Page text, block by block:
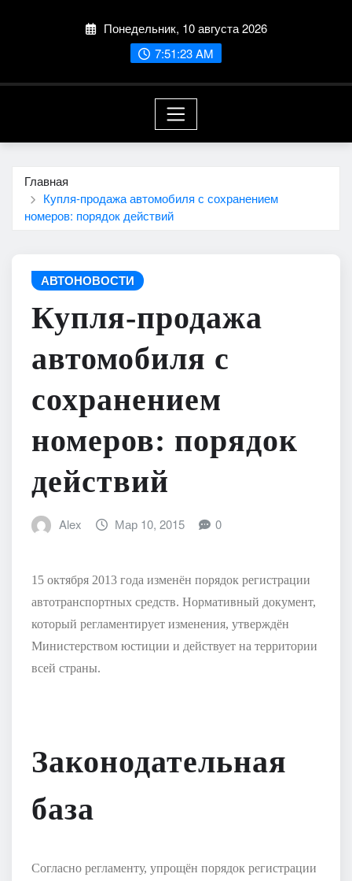
Понедельник, 10 августа 2026
7:51:25 AM
Главная
Купля-продажа автомобиля с сохранением
номеров: порядок действий
АВТОНОВОСТИ
Купля-продажа
автомобиля с
сохранением
номеров: порядок
действий
Alex Мар 10, 2015 0
15 октября 2013 года изменён порядок регистрации
автотранспортных средств. Нормативный документ,
который регламентирует изменения, утверждён
Министерством юстиции и действует на территории
всей страны.
Законодательная
база
Согласно регламенту, упрощён порядок регистрации